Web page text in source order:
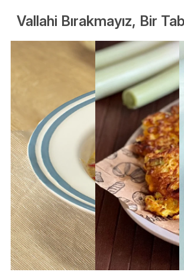
Vallahi Bırakmayız, Bir